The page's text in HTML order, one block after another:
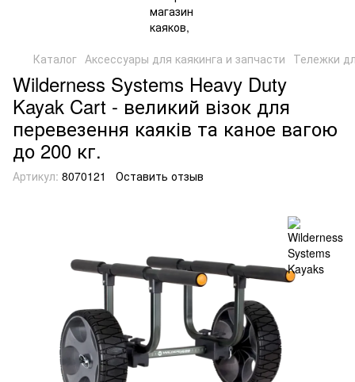
Каталог Аксессуары для каякинга и запчасти Тележки
Wilderness Systems Heavy Duty
Kayak Cart - великий візок для
перевезення каяків та каное вагою
до 200 кг.
Артикул: 8070121 Оставить отзыв